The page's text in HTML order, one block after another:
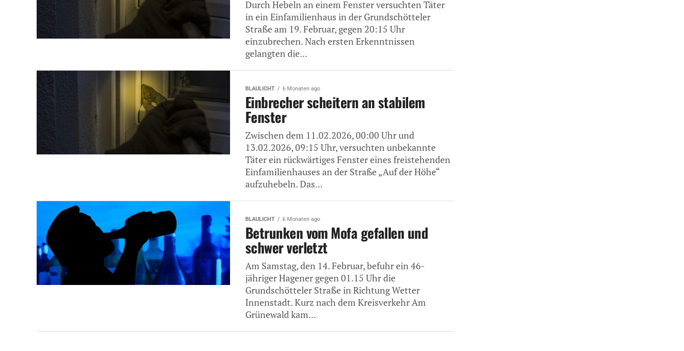
Durch Hebeln an einem Fenster versuchten Täter
in ein Einfamilienhaus in der Grundschötteler
Straße am 19. Februar, gegen 20:15 Uhr
einzubrechen. Nach ersten Erkenntnissen
gelangten die...
BLAULICHT 6 Monaten ago
Einbrecher scheitern an stabilem
Fenster
Zwischen dem 11.02.2026, 00:00 Uhr und
13.02.2026, 09:15 Uhr, versuchten unbekannte
Täter ein rückwärtiges Fenster eines freistehenden
Einfamilienhauses an der Straße „Auf der Höhe“
aufzuhebeln. Das...
BLAULICHT 6 Monaten ago
Betrunken vom Mofa gefallen und
schwer verletzt
Am Samstag, den 14. Februar, befuhr ein 46-
jähriger Hagener gegen 01.15 Uhr die
Grundschötteler Straße in Richtung Wetter
Innenstadt. Kurz nach dem Kreisverkehr Am
Grünewald kam...